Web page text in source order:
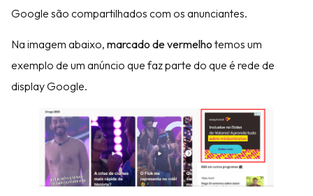
Google são compartilhados com os anunciantes.
Na imagem abaixo, marcado de vermelho temos um
exemplo de um anúncio que faz parte do que é rede de
display Google.